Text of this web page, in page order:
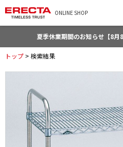
ONLINE SHOP
夏季休業期間のお知らせ【8月
トップ > 検索結果